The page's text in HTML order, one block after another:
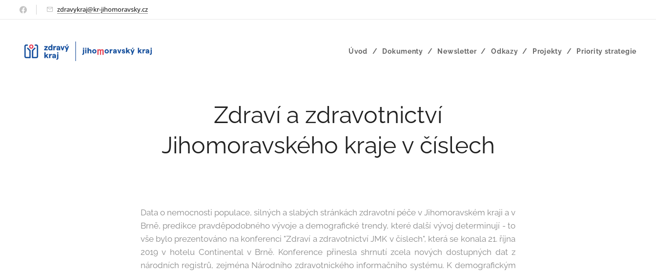
zdravykraj@kr-jihomoravsky.cz
Úvod Dokumenty Newsletter Odkazy Projekty Priority strategie
Zdraví a zdravotnictví
Jihomoravského kraje v číslech
Data o nemocnosti populace, silných a slabých stránkách zdravotní péče v Jihomoravském kraji a v
Brně, predikce pravděpodobného vývoje a demografické trendy, které další vývoj determinují - to
vše bylo prezentováno na konferenci "Zdraví a zdravotnictví JMK v číslech", která se konala 21. října
2019 v hotelu Continental v Brně. Konference přinesla shrnutí zcela nových dostupných dat z
národních registrů, zejména Národního zdravotnického informačního systému. K demografickým